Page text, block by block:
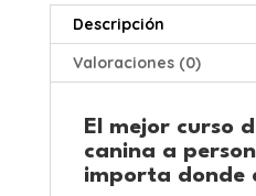
Descripción
Valoraciones (0)
El mejor curso
canina a
importa donde